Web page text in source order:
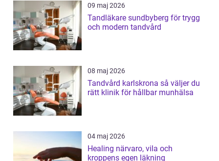
09 maj 2026
Tandläkare sundbyberg för trygg
och modern tandvård
08 maj 2026
Tandvård karlskrona så väljer du
rätt klinik för hållbar munhälsa
04 maj 2026
Healing närvaro, vila och
kroppens egen läkning